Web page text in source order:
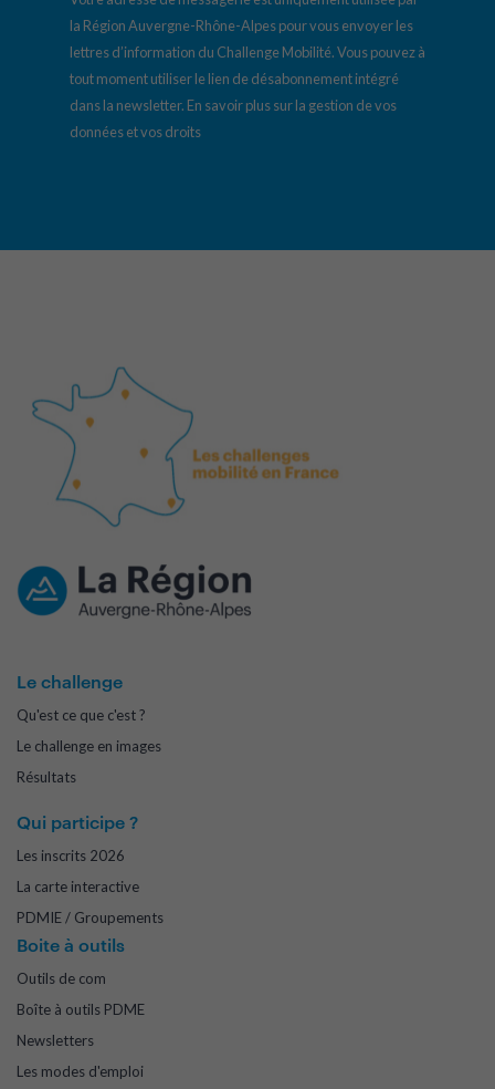
la Région Auvergne-Rhône-Alpes pour vous envoyer les
lettres d’information du Challenge Mobilité. Vous pouvez à
tout moment utiliser le lien de désabonnement intégré
dans la newsletter. En savoir plus sur la gestion de vos
données et vos droits
Le challenge
Qu'est ce que c'est ?
Le challenge en images
Résultats
Qui participe ?
Les inscrits 2026
La carte interactive
PDMIE / Groupements
Boite à outils
Outils de com
Boîte à outils PDME
Newsletters
Les modes d'emploi